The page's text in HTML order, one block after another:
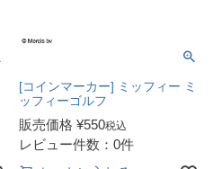
[コインマーカー] ミッフィー ミ
ッフィーゴルフ
販売価格 ¥550税込
レビュー件数：0件